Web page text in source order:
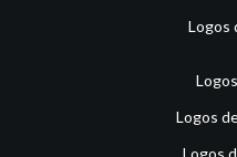
Logos
Logos
Logos